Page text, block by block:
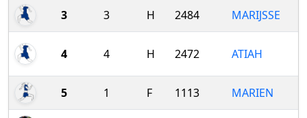
3 3 H 2484 MARIJSSE
4 4 H 2472 ATIAH
5 1 F 1113 MARIEN